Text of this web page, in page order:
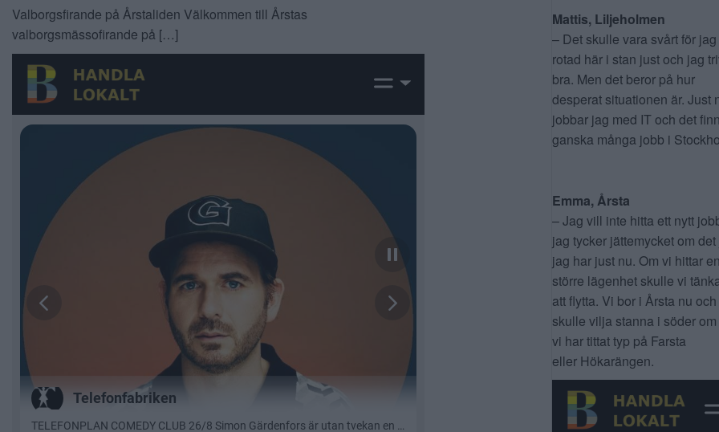
Valborgsfirande på Årstaliden Välkommen till Årstas
valborgsmässofirande på […]
Mattis, Liljeholmen
– Det skulle vara svårt för
rotad här i stan just och jag
bra. Men det beror på hur
desperat situationen är. Just
jobbar jag med IT och det
ganska många jobb i
Emma, Årsta
– Jag vill inte hitta ett nytt
jag tycker jättemycket om
jag har just nu. Om vi hittar en
större lägenhet skulle vi
att flytta. Vi bor i Årsta nu
skulle vilja stanna i söder om
vi har tittat typ på Farsta
eller Hökarängen.